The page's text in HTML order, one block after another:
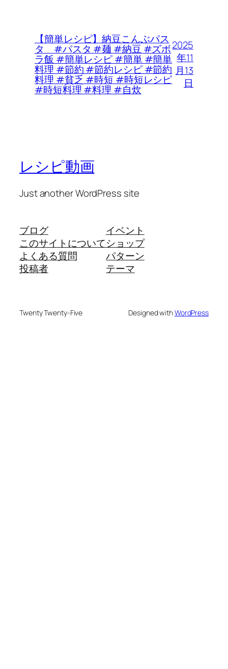
【簡単レシピ】納豆こんぶパス
タ #パスタ #麺 #納豆 #ズボ
ラ飯 #簡単レシピ #簡単 #簡単
料理 #節約 #節約レシピ #節約
料理 #貧乏 #時短 #時短レシピ
#時短料理 #料理 #自炊
2025
年11
月13
日
レシピ動画
Just another WordPress site
ブログ
このサイトについて
よくある質問
投稿者
イベント
ショップ
パターン
テーマ
Twenty Twenty-Five Designed withWordPress